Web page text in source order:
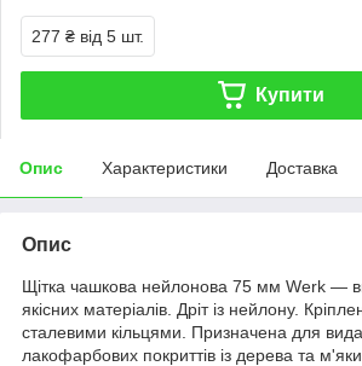
277 ₴ від 5 шт.
Купити
Опис Характеристики Доставка
Опис
Щітка чашкова нейлонова 75 мм Werk —
якісних матеріалів. Дріт із нейлону.
сталевими кільцями. Призначена для
лакофарбових покриттів із дерева та